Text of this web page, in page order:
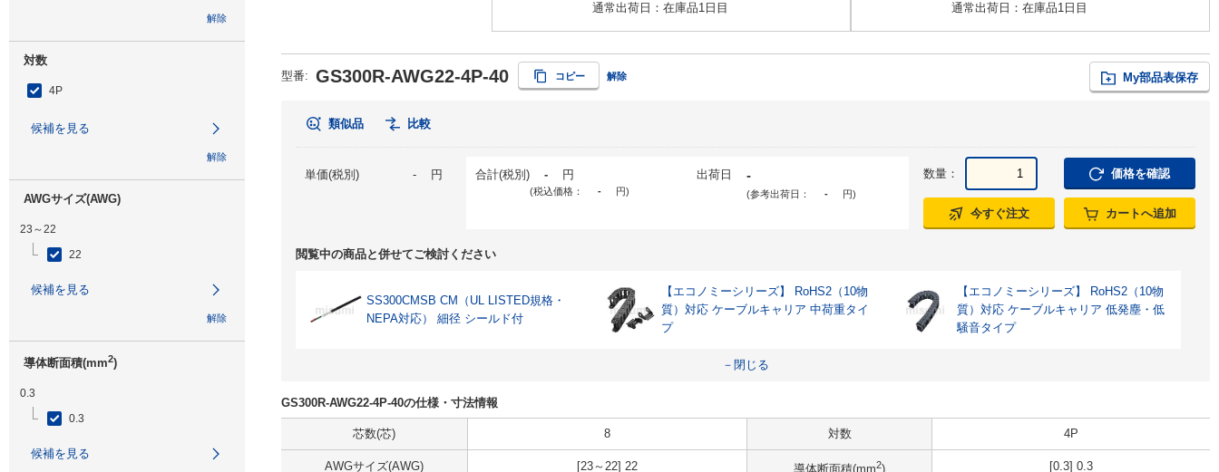
解除
対数
4P
候補を見る
解除
AWGサイズ(AWG)
23～22
22
候補を見る
解除
導体断面積(mm2)
0.3
0.3
候補を見る
通常出荷日：在庫品1日目
通常出荷日：在庫品1日目
型番: GS300R-AWG22-4P-40 コピー 解除 My部品表保存
類似品 比較
単価(税別) - 円 合計(税別) - 円
(税込価格： - 円)
出荷日 -
(参考出荷日： - 円)
数量： 価格を確認
今すぐ注文 カートへ追加
閲覧中の商品と併せてご検討ください
SS300CMSB CM（UL LISTED規格・
NEPA対応） 細径 シールド付
【エコノミーシリーズ】 RoHS2（10物
質）対応 ケーブルキャリア 中荷重タイ
プ
【エコノミーシリーズ】 RoHS2（10物
質）対応 ケーブルキャリア 低発塵・低
騒音タイプ
－閉じる
GS300R-AWG22-4P-40の仕様・寸法情報
芯数(芯) 8 対数 4P
AWGサイズ(AWG) [23～22] 22 導体断面積(mm2) [0.3] 0.3